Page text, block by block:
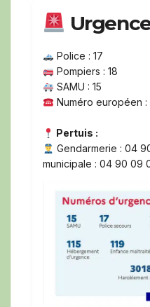
Police : 17
Pompiers : 18
SAMU : 15
Numéro européen :
Pertuis :
Gendarmerie : 04
municipale : 04 90 09